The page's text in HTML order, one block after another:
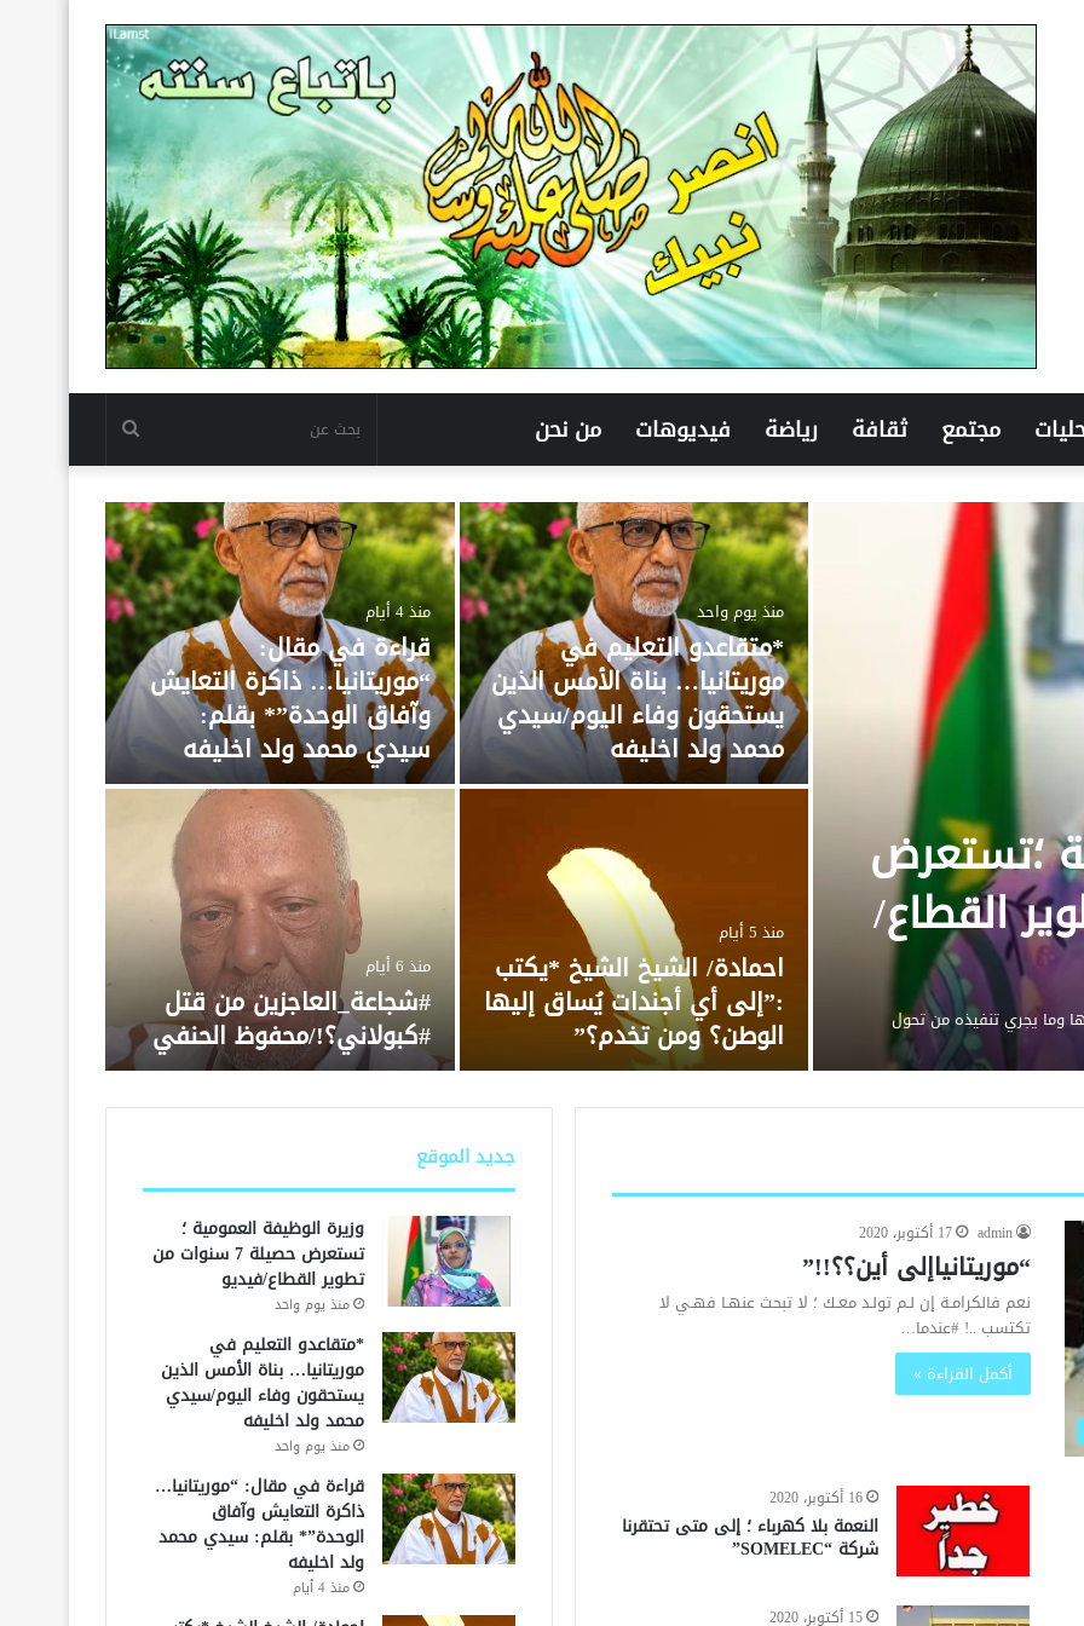
مجتمع ثقافة رياضة فيديوهات من نحن بحث
عن
؛تستعرض
القطاع/
وما يجري تنفيذه من تحول
منذ يوم واحد
*متقاعدو التعليم في
موريتانيا… بناة الأمس الذين
يستحقون وفاء اليوم/سيدي
محمد ولد اخليفه
منذ 4 أيام
قراءة في مقال:
“موريتانيا… ذاكرة التعايش
وآفاق الوحدة”* بقلم:
سيدي محمد ولد اخليفه
منذ 5 أيام
احمادة/ الشيخ الشيخ *يكتب
:”إلى أي أجندات يُساق إليها
الوطن؟ ومن تخدم؟”
منذ 6 أيام
#شجاعة_العاجزين من قتل
#كبولاني؟!/محفوظ الحنفي
admin 17 أكتوبر، 2020
“موريتانياإلى أين؟؟!!”
نعم ‏فالكرامـة إن لـم تولـد معـك ؛ لا تبحث عنهـا فهـي لا
تكتسب ..! #عندما…
أكمل القراءة »
16 أكتوبر، 2020
النعمة بلا كهرباء ؛ إلى متى تحتقرنا
شركة “SOMELEC”
15 أكتوبر، 2020
جديد الموقع
وزيرة الوظيفة العمومية ؛
تستعرض حصيلة 7 سنوات من
تطوير القطاع/فيديو
منذ يوم واحد
*متقاعدو التعليم في
موريتانيا… بناة الأمس الذين
يستحقون وفاء اليوم/سيدي
محمد ولد اخليفه
منذ يوم واحد
قراءة في مقال: “موريتانيا…
ذاكرة التعايش وآفاق
الوحدة”* بقلم: سيدي محمد
ولد اخليفه
منذ 4 أيام